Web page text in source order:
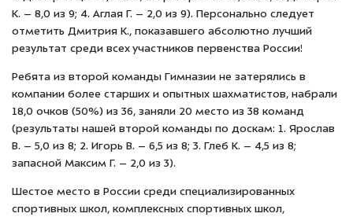
К. – 8,0 из 9; 4. Аглая Г. – 2,0 из 9). Персонально следует
отметить Дмитрия К., показавшего абсолютно лучший
результат среди всех участников первенства России!
Ребята из второй команды Гимназии не затерялись в
компании более старших и опытных шахматистов, набрали
18,0 очков (50%) из 36, заняли 20 место из 38 команд
(результаты нашей второй команды по доскам: 1. Ярослав
В. – 5,0 из 8; 2. Игорь В. – 6,5 из 8; 3. Глеб К. – 4,5 из 8;
запасной Максим Г. – 2,0 из 3).
Шестое место в России среди специализированных
спортивных школ, комплексных спортивных школ,